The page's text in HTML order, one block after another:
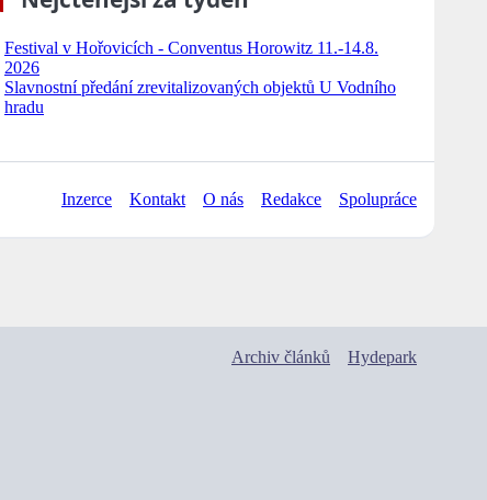
Festival v Hořovicích - Conventus Horowitz 11.-14.8.
2026
Slavnostní předání zrevitalizovaných objektů U Vodního
hradu
Inzerce Kontakt O nás Redakce Spolupráce
Archiv článků Hydepark